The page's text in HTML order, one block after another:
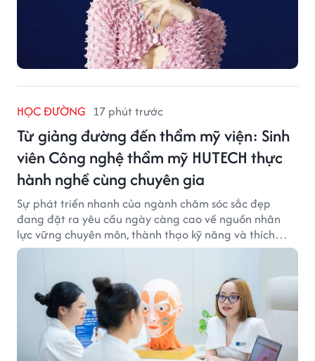
HỌC ĐƯỜNG 17 phút trước
Từ giảng đường đến thẩm mỹ viện: Sinh
viên Công nghệ thẩm mỹ HUTECH thực
hành nghề cùng chuyên gia
Sự phát triển nhanh của ngành chăm sóc sắc đẹp
đang đặt ra yêu cầu ngày càng cao về nguồn nhân
lực vững chuyên môn, thành thạo kỹ năng và thích
ứng với công nghệ hiện đại.